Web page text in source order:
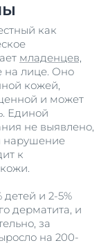
как
младенцев,
на лице. Оно
кожей,
и может
Единой
не выявлено,
нарушение
к
и 2-5%
дерматита, и
за
на 200-